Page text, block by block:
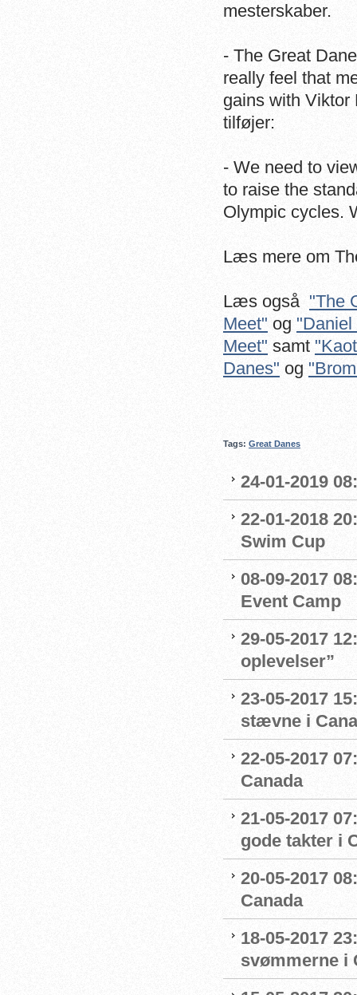
mesterskaber.
- The Great
really feel that
gains with Viktor
tilføjer:
- We need to
to raise the
Olympic cycles.
Læs mere om
Læs også "The
Meet" og
Meet" samt
Danes" og
Tags: Great Danes
24-01-2019
22-01-2018
Swim Cup
08-09-2017
Event Camp
29-05-2017
oplevelser”
23-05-2017
stævne i
22-05-2017
Canada
21-05-2017
gode takter i
20-05-2017
Canada
18-05-2017
svømmerne i